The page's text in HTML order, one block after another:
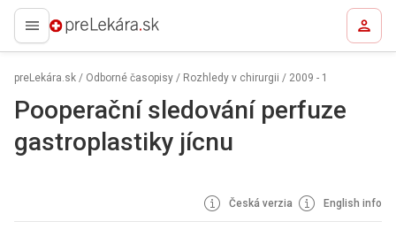
preLekára.sk
preLekára.sk / Odborné časopisy / Rozhledy v chirurgii / 2009 - 1
Pooperační sledování perfuze
gastroplastiky jícnu
Česká verzia English info